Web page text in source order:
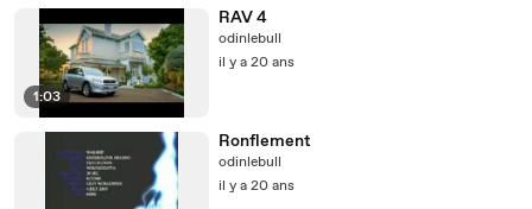
1:03
RAV 4
odinlebull
il y a 20 ans
Ronflement
odinlebull
il y a 20 ans